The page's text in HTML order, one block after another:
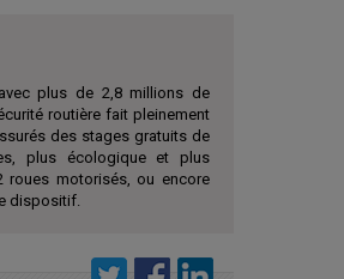
plus de 2,8 millions de
routière fait pleinement
des stages gratuits de
plus écologique et plus
roues motorisés, ou encore
dispositif.